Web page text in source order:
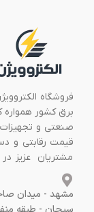
فروشگاه
برق کشور همواره
صنعتی و تجهیزات
قیمت رقابتی و
مشتریان عزیز
مشهد - میدان